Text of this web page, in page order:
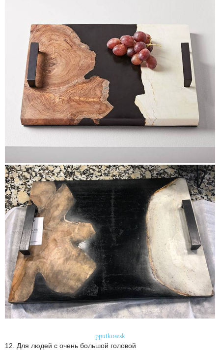
pputkowsk
12. Для людей с очень большой головой